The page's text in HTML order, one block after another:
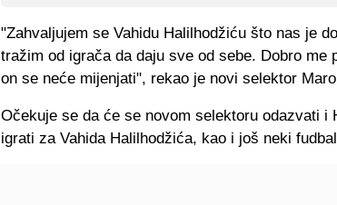
"Zahvaljujem se Vahidu Halilhodžiću što nas je
tražim od igrača da daju sve od sebe. Dobro me
on se neće mijenjati", rekao je novi selektor
Očekuje se da će se novom selektoru odazvati i
igrati za Vahida Halilhodžića, kao i još neki